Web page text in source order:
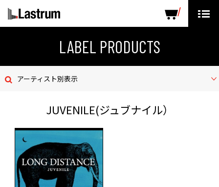
LABEL PRODUCTS
お問い合わせ
デモテープ
プライバシーポリシー
LABEL PRODUCTS
アーティスト別表示
JUVENILE(ジュブナイル）